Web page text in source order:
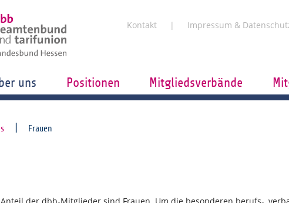
Kontakt Impressum &
uns Positionen Mitgliedsverbände
Frauen